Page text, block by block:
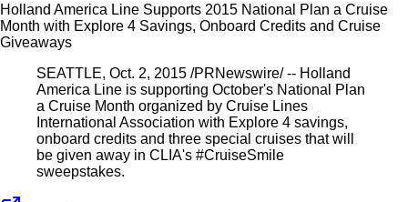
Holland America Line Supports 2015 National Plan a Cruise
Month with Explore 4 Savings, Onboard Credits and Cruise
Giveaways
SEATTLE, Oct. 2, 2015 /PRNewswire/ -- Holland
America Line is supporting October's National Plan
a Cruise Month organized by Cruise Lines
International Association with Explore 4 savings,
onboard credits and three special cruises that will
be given away in CLIA's #CruiseSmile
sweepstakes.